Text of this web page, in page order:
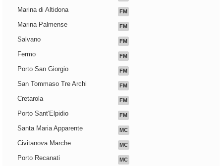
Marina di Altidona FM
Marina Palmense FM
Salvano FM
Fermo FM
Porto San Giorgio FM
San Tommaso Tre Archi FM
Cretarola FM
Porto Sant'Elpidio FM
Santa Maria Apparente MC
Civitanova Marche MC
Porto Recanati MC